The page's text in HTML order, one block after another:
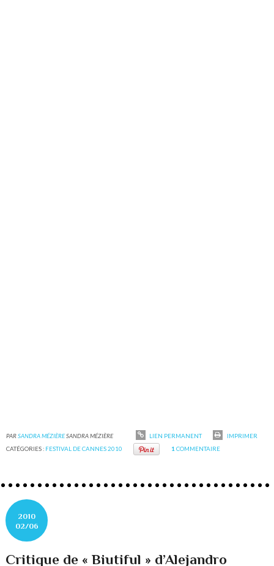
PARSANDRA MÉZIÈRESANDRA MÉZIÈRE LIEN PERMANENT
IMPRIMER
CATÉGORIES : FESTIVAL DE CANNES 2010 1 COMMENTAIRE
2010
02/06
Critique de « Biutiful » d’Alejandro